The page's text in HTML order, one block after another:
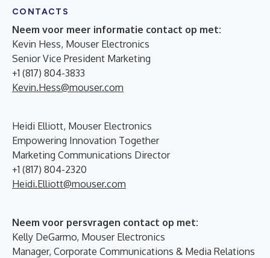
CONTACTS
Neem voor meer informatie contact op met:
Kevin Hess, Mouser Electronics
Senior Vice President Marketing
+1 (817) 804-3833
Kevin.Hess@mouser.com
Heidi Elliott, Mouser Electronics
Empowering Innovation Together
Marketing Communications Director
+1 (817) 804-2320
Heidi.Elliott@mouser.com
Neem voor persvragen contact op met:
Kelly DeGarmo, Mouser Electronics
Manager, Corporate Communications & Media Relations